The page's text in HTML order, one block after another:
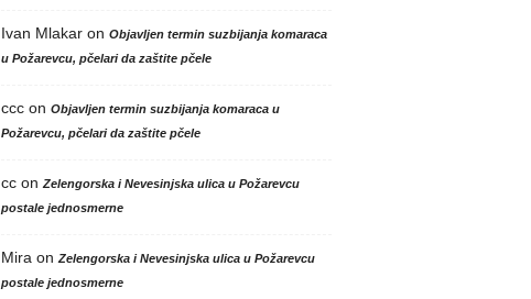
Ivan Mlakaron Objavljen termin suzbijanja komaraca
u Požarevcu, pčelari da zaštite pčele
cccon Objavljen termin suzbijanja komaraca u
Požarevcu, pčelari da zaštite pčele
ccon Zelengorska i Nevesinjska ulica u Požarevcu
postale jednosmerne
Mira on Zelengorska i Nevesinjska ulica u Požarevcu
postale jednosmerne